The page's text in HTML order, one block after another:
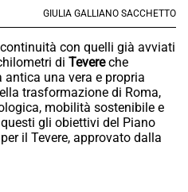
GIULIA GALLIANO SACCHETTO
con quelli già avviati
di Tevereche
una vera e propria
trasformazione di Roma,
mobilità sostenibile e
gli obiettivi del Piano
il Tevere, approvato dalla